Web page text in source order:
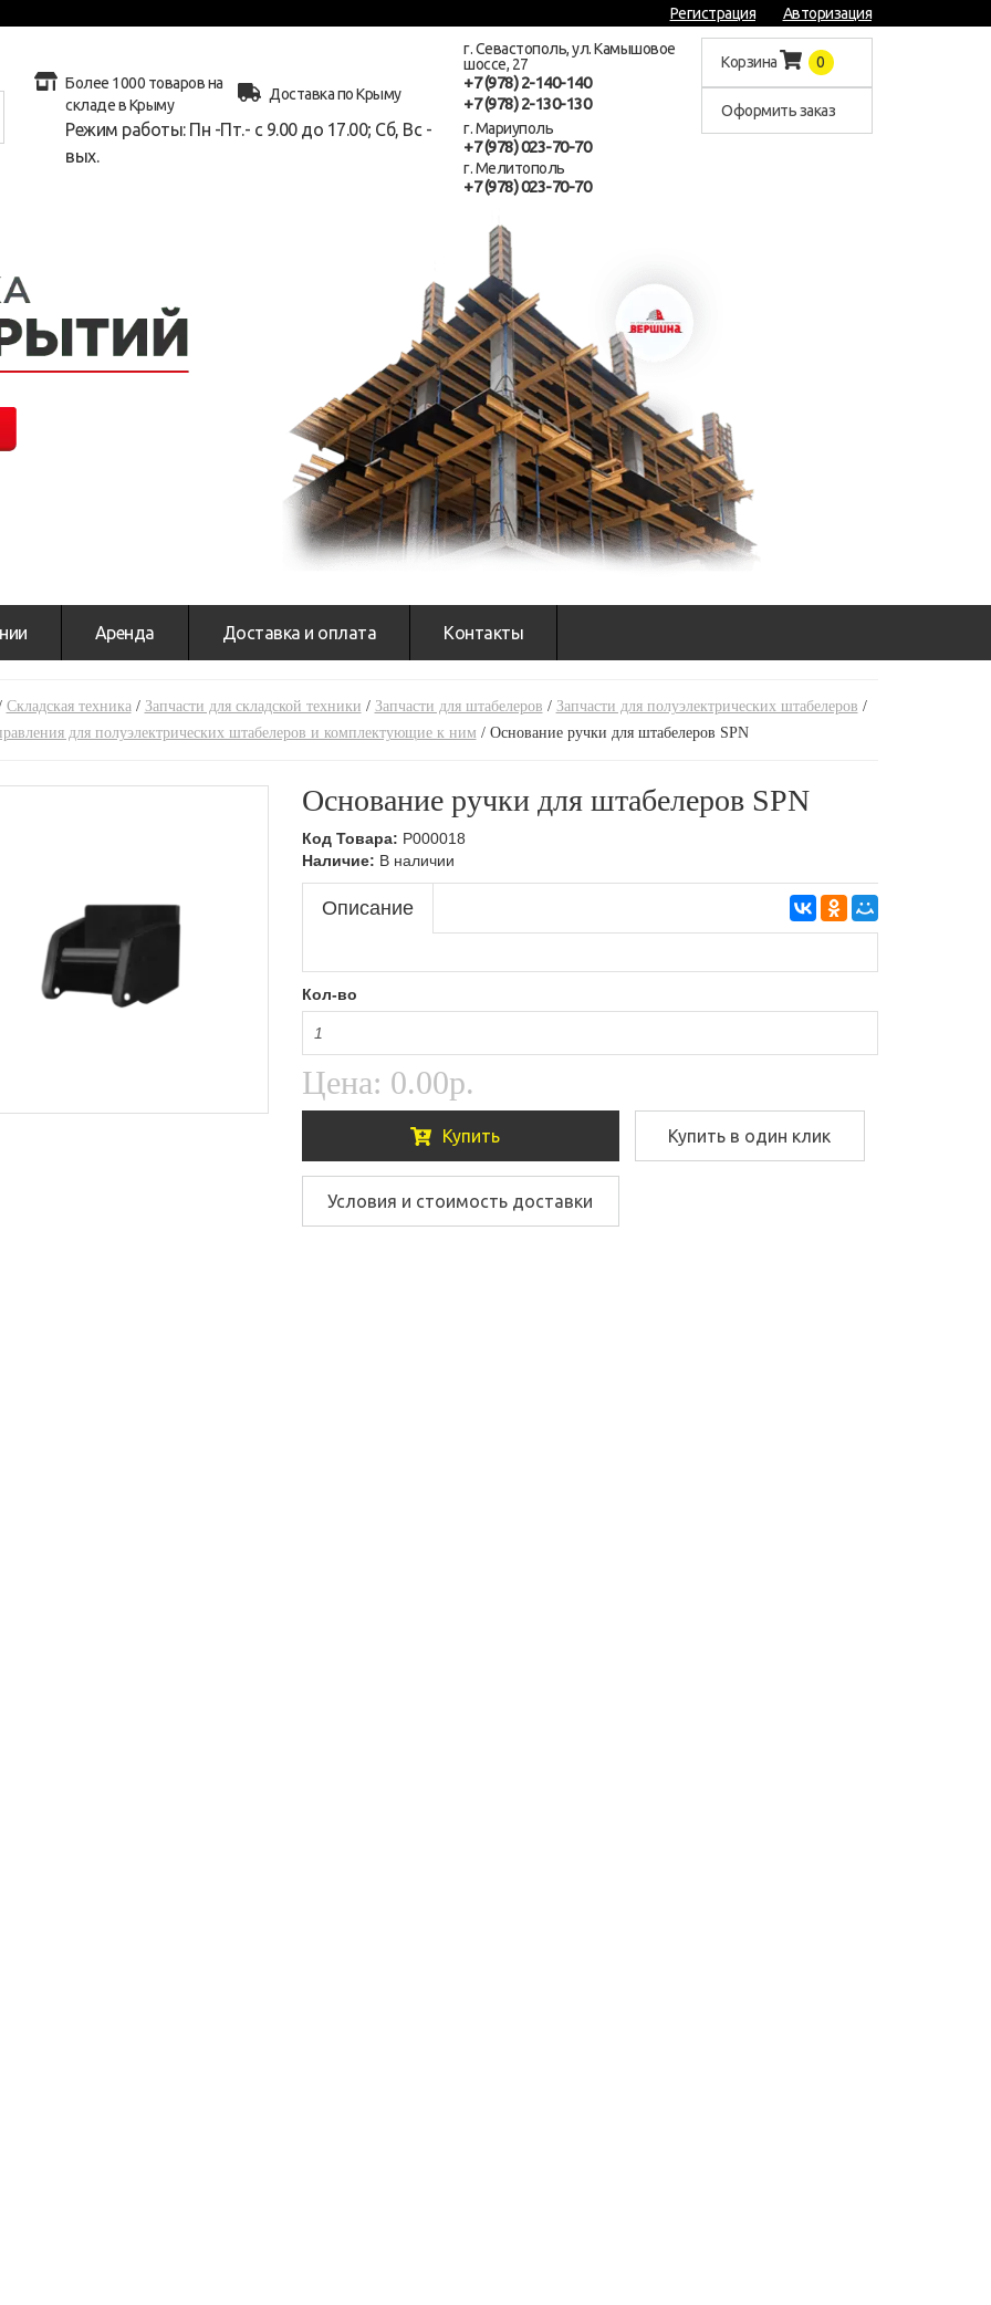
Регистрация Авторизация
Более 1000 товаров на
складе в Крыму
Доставка по Крыму
Режим работы: Пн -Пт.- с 9.00 до 17.00; Сб, Вс -
вых.
г. Севастополь, ул. Камышовое
шоссе, 27
+7 (978) 2-140-140
+7 (978) 2-130-130
г. Мариуполь
+7 (978) 023-70-70
г. Мелитополь
+7 (978) 023-70-70
Корзина 0
Оформить заказ
Аренда Доставка и оплата Контакты
Складская техника/ Запчасти для складской техники / Запчасти для штабелеров / Запчасти для полуэлектрических штабелеров /
для полуэлектрических штабелеров и комплектующие к ним / Основание ручки для штабелеров SPN
Основание ручки для штабелеров SPN
Код Товара: P000018
Наличие: В наличии
Описание
Кол-во
Цена: 0.00р.
Купить Купить в один клик
Условия и стоимость доставки